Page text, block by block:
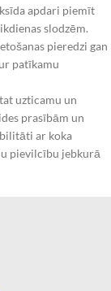
apdari piemīt
slodzēm.
pieredzi gan
patīkamu
uzticamu un
prasībām un
ar koka
pievilcību jebkurā